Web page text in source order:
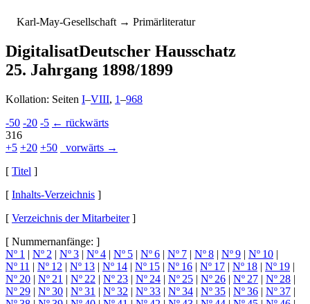
Karl-May-Gesellschaft → Primärliteratur
DigitalisatDeutscher Hausschatz
25. Jahrgang 1898/1899
Kollation: Seiten I–VIII, 1–968
-50 -20 -5 ← rückwärts
316
+5 +20 +50
vorwärts →
[ Titel ]
[ Inhalts-Verzeichnis ]
[ Verzeichnis der Mitarbeiter]
[ Nummernanfänge: ]
Nº 1 | Nº 2 | Nº 3 | Nº 4 | Nº 5 | Nº 6 | Nº 7 | Nº 8 | Nº 9 | Nº 10 |
Nº 11 | Nº 12 | Nº 13 | Nº 14 | Nº 15 | Nº 16 | Nº 17 | Nº 18 | Nº 19 |
Nº 20 | Nº 21 | Nº 22 | Nº 23 | Nº 24 | Nº 25 | Nº 26 | Nº 27 | Nº 28 |
Nº 29 | Nº 30 | Nº 31 | Nº 32 | Nº 33 | Nº 34 | Nº 35 | Nº 36 | Nº 37 |